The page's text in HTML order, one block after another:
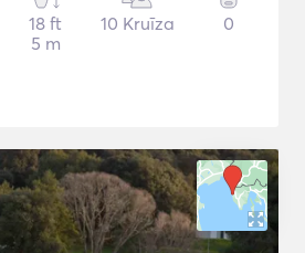
18 ft
5 m
10 Kruīza 0